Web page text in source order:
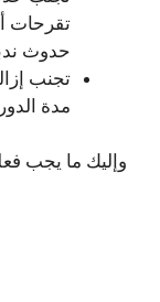
تقرحات
حدوث
تجنب
مدة
وإليك ما يجب